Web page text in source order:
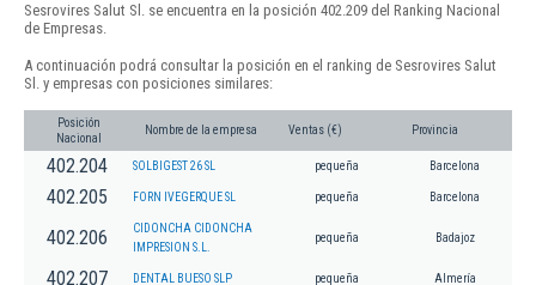
Sesrovires Salut Sl. se encuentra en la posición 402.209 del Ranking Nacional
de Empresas.
A continuación podrá consultar la posición en el ranking de Sesrovires Salut
Sl. y empresas con posiciones similares:
Posición
Nacional
Nombre de la empresa Ventas (€) Provincia
402.204 SOLBIGEST 26 SL pequeña Barcelona
402.205 FORN IVEGERQUE SL pequeña Barcelona
402.206
CIDONCHA CIDONCHA
IMPRESION S.L.
pequeña Badajoz
402.207 DENTAL BUESO SLP pequeña Almería